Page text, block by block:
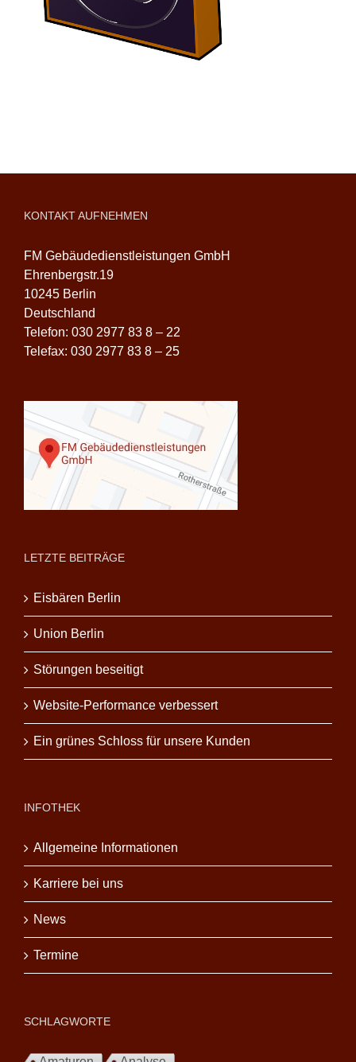
KONTAKT AUFNEHMEN
FM Gebäudedienstleistungen GmbH
Ehrenbergstr.19
10245 Berlin
Deutschland
Telefon: 030 2977 83 8 – 22
Telefax: 030 2977 83 8 – 25
LETZTE BEITRÄGE
Eisbären Berlin
Union Berlin
Störungen beseitigt
Website-Performance verbessert
Ein grünes Schloss für unsere Kunden
INFOTHEK
Allgemeine Informationen
Karriere bei uns
News
Termine
SCHLAGWORTE